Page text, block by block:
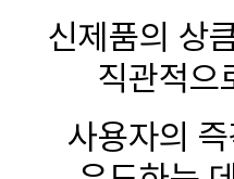
신제품의 상
직관적으
사용자의